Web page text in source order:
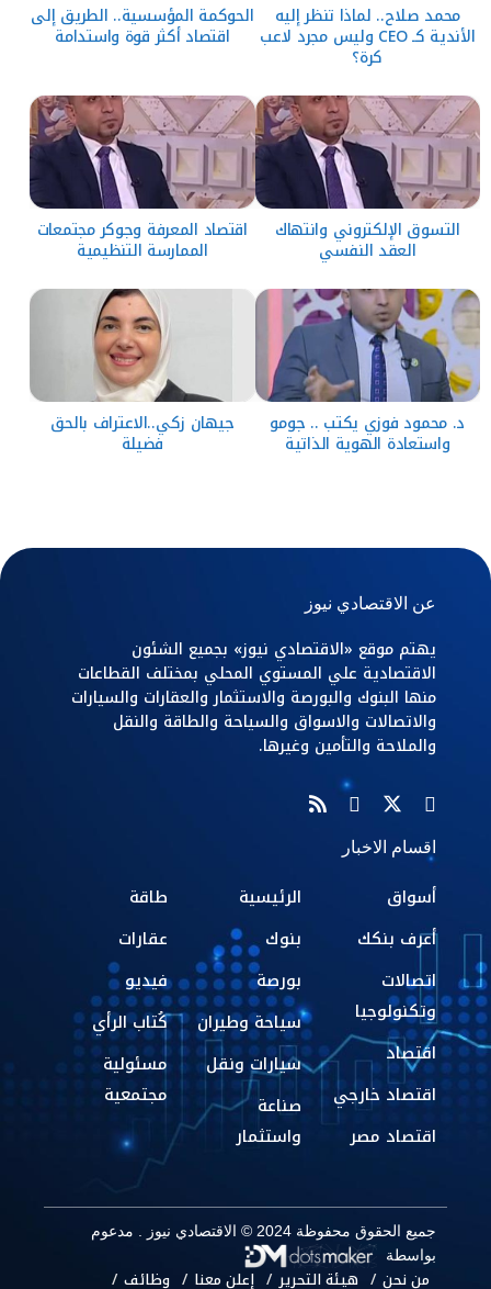
محمد صلاح.. لماذا تنظر إليه
الأندية كـ CEO وليس مجرد لاعب
كرة؟
الحوكمة المؤسسية.. الطريق إلى
اقتصاد أكثر قوة واستدامة
التسوق الإلكتروني وانتهاك
العقد النفسي
اقتصاد المعرفة وجوكر مجتمعات
الممارسة التنظيمية
د. محمود فوزي يكتب .. جومو
واستعادة الهوية الذاتية
جيهان زكي..الاعتراف بالحق
فضيلة
عن الاقتصادي نيوز
يهتم موقع «الاقتصادي نيوز» بجميع الشئون
الاقتصادية علي المستوي المحلي بمختلف القطاعات
منها البنوك والبورصة والاستثمار والعقارات والسيارات
والاتصالات والاسواق والسياحة والطاقة والنقل
والملاحة والتأمين وغيرها.
اقسام الاخبار
أسواق
أعرف بنكك
اتصالات
وتكنولوجيا
اقتصاد
اقتصاد خارجي
اقتصاد مصر
الرئيسية
بنوك
بورصة
سياحة وطيران
سيارات ونقل
صناعة
واستثمار
طاقة
عقارات
فيديو
كُتاب الرأي
مسئولية
مجتمعية
جميع الحقوق محفوظة 2024 © الاقتصادي نيوز . مدعوم
بواسطة
من نحن هيئة التحرير إعلن معنا وظائف